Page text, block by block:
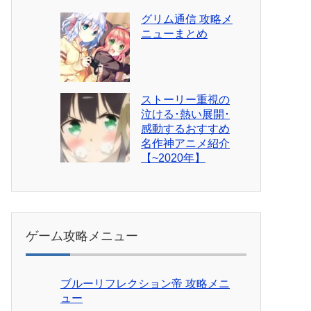
グリム通信 攻略メ
ニューまとめ
ストーリー重視の
泣ける･熱い展開･
感動するおすすめ
名作神アニメ紹介
【~2020年】
ゲーム攻略メニュー
ブルーリフレクション帝 攻略メニ
ュー